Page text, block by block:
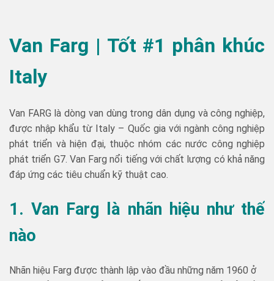
Van Farg | Tốt #1 phân khúc
Italy
Van FARG là dòng van dùng trong dân dụng và công nghiệp,
được nhập khẩu từ Italy – Quốc gia với ngành công nghiệp
phát triển và hiện đại, thuộc nhóm các nước công nghiệp
phát triển G7. Van Farg nổi tiếng với chất lượng có khả năng
đáp ứng các tiêu chuẩn kỹ thuật cao.
1. Van Farg là nhãn hiệu như thế
nào
Nhãn hiệu Farg được thành lập vào đầu những năm 1960 ở